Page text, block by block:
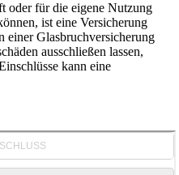
oder für die eigene Nutzung
ist eine Versicherung
einer Glasbruchversicherung
ausschließen lassen,
kann eine